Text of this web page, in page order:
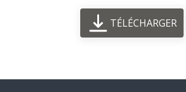
TÉLÉCHARGER